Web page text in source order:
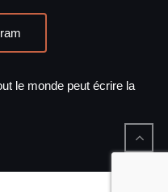
le monde peut écrire la